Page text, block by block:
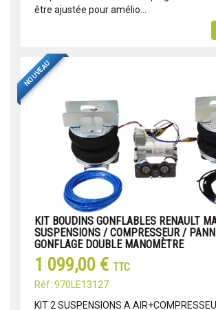
être ajustée pour amélio...
NOUVEAU
KIT BOUDINS GONFLABLES RENAULT
SUSPENSIONS / COMPRESSEUR /
GONFLAGE DOUBLE MANOMÈTRE
1 099,00 € TTC
Réf: 970LE13127
KIT 2 SUSPENSIONS A